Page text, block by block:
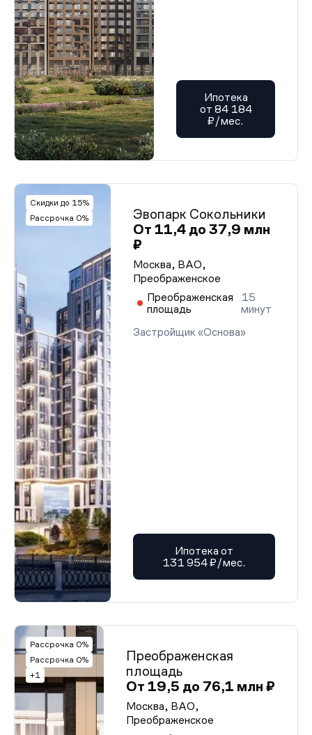
Ипотека
от 84 184
₽/мес.
Скидки до 15%
Рассрочка 0%
Эвопарк Сокольники
От 11,4 до 37,9 млн
₽
Москва, ВАО,
Преображенское
Преображенская
площадь
15
минут
Застройщик «Основа»
Ипотека от
131 954 ₽/мес.
Рассрочка 0%
Рассрочка 0%
+1
Преображенская
площадь
От 19,5 до 76,1 млн ₽
Москва, ВАО,
Преображенское